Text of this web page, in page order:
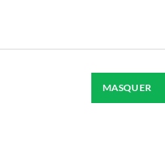
MASQUER